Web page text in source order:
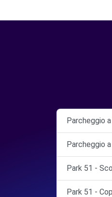
Parcheggio
Parcheggio
Park 51 -
Park 51 -